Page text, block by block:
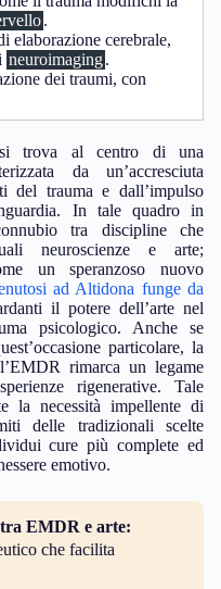
.
elaborazione cerebrale,
neuroimaging.
dei traumi, con
trova al centro di una
da un’accresciuta
del trauma e dall’impulso
In tale quadro in
tra discipline che
neuroscienze e arte;
un speranzoso nuovo
ad Altidona funge da
il potere dell’arte nel
psicologico. Anche se
particolare, la
rimarca un legame
rigenerative. Tale
la necessità impellente di
delle tradizionali scelte
cure più complete ed
emotivo.
EMDR e arte:
che facilita